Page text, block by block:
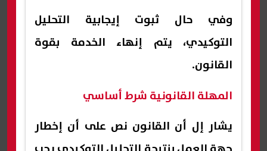
وفي حال ثبوت إيجابية التحليل
التوكيدي، يتم إنهاء الخدمة بقوة
القانون.
المهلة القانونية شرط أساسي
يشار إل أن القانون نص على أن إخطار